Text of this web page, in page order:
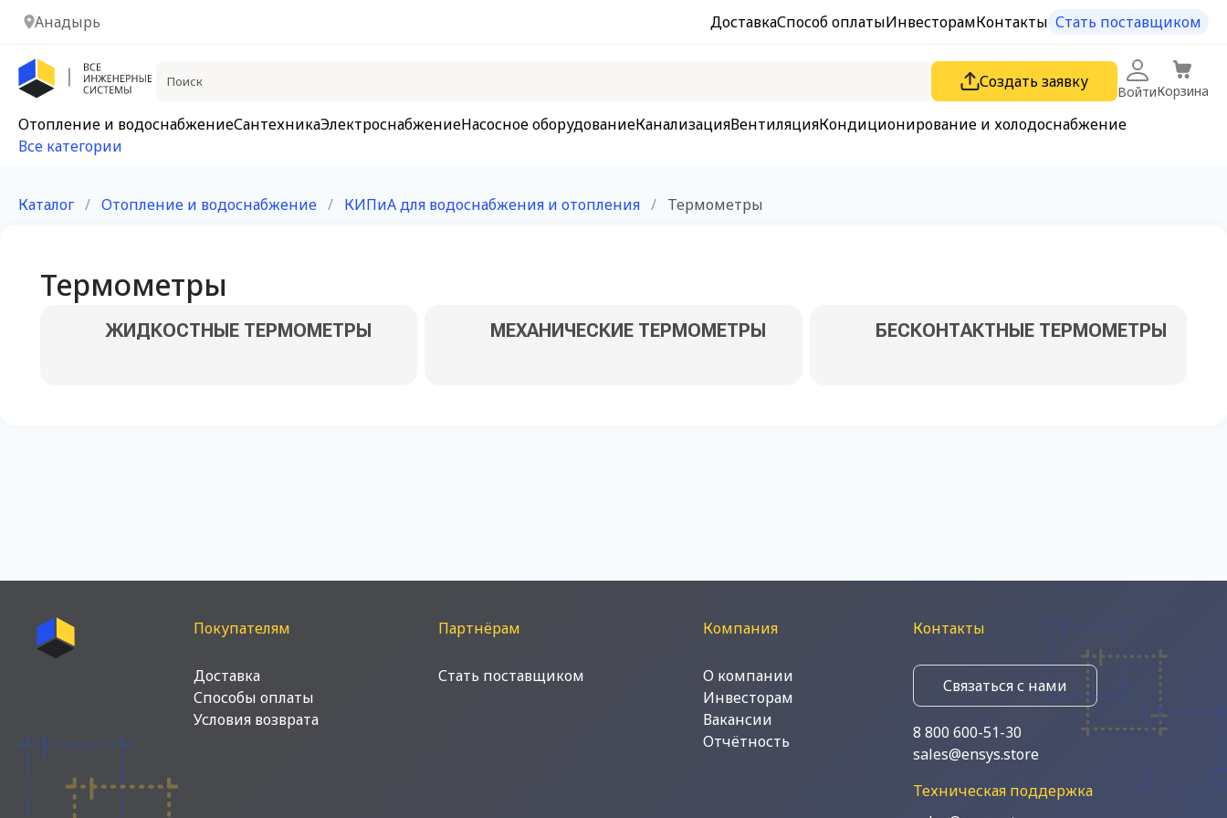
Анадырь ДоставкаСпособ оплатыИнвесторамКонтакты Стать поставщиком
Создать заявку
ВойтиКорзина
Отопление и водоснабжениеСантехникаЭлектроснабжениеНасосное оборудованиеКанализацияВентиляцияКондиционирование и холодоснабжение
Все категории
Каталог / Отопление и водоснабжение / КИПиА для водоснабжения и отопления / Термометры
Термометры
ЖИДКОСТНЫЕ ТЕРМОМЕТРЫ МЕХАНИЧЕСКИЕ ТЕРМОМЕТРЫ БЕСКОНТАКТНЫЕ ТЕРМОМЕТРЫ
Покупателям
Доставка
Способы оплаты
Условия возврата
Партнёрам
Стать поставщиком
Компания
О компании
Инвесторам
Вакансии
Отчётность
Контакты
Связаться с нами
8 800 600-51-30
sales@ensys.store
Техническая поддержка